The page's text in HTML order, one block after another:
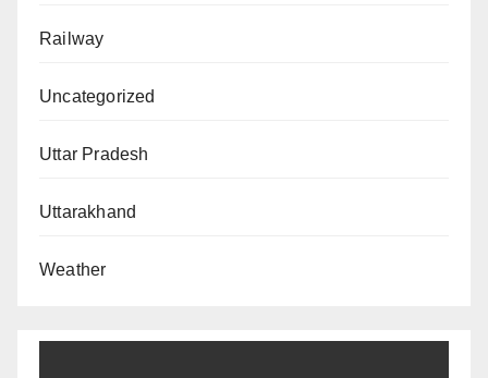
Railway
Uncategorized
Uttar Pradesh
Uttarakhand
Weather